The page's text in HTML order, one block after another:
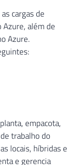
cargas de
além de
Azure.
empacota,
trabalho do
locais, híbridas e
e gerencia